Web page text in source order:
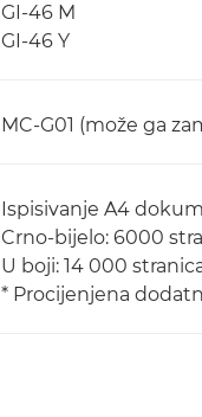
GI-46 M
GI-46 Y
MC-G01 (može ga
Ispisivanje A4
Crno-bijelo: 6000
U boji: 14 000
* Procijenjena